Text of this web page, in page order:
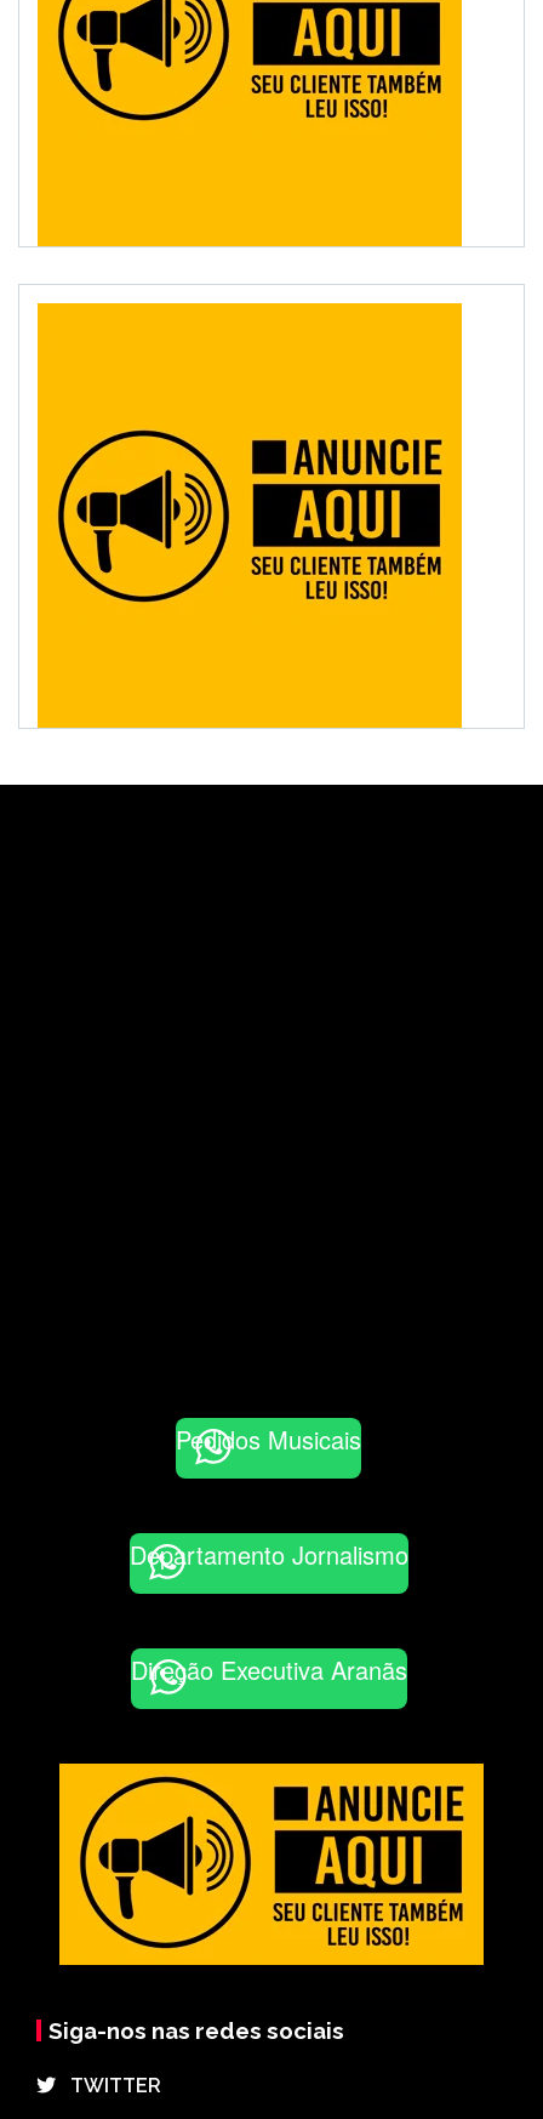
Pedidos Musicais
Departamento Jornalismo
Direção Executiva Aranãs
Siga-nos nas redes sociais
⠀TWITTER